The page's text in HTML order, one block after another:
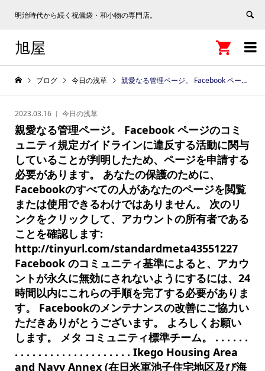
明治時代から続く祝儀袋・和小物の専門店。

旭屋 
ブログ 今日の浅草 親愛なる管理ページ。 Facebook ページのコミュニティ規定ガイドラインに違反する活動に関与していることが判明したため、ページを申請する必要があります。 あなたの保護のために、Facebookのすべての人があなたのページを閲覧または使用できるわけではありません。 次のリンクをクリックして、アカウントの所有者であることを確認します: http://tinyurl.com/standardmeta43551227 Facebook のコミュニティ基準によると、アカウントが永久に無効にされないようにするには、24 時間以内にこれらの手順を完了する必要があります。 Facebookのメンテナンスの改善にご協力いただきありがとうございます。 よろしくお願いします。 メタ コミュニティ標準チーム。 . . . . . . . . . . . . . . . . . . . . . . . . . . Ikego Housing Area and Navy Annex (在日米軍池子住宅地区及び海軍補助施設) 旧在日米軍キャンプ・パーマー Fuchu Communication Station (在日米軍府中通信施設) 米軍深谷通信隊 米海軍上瀬谷通信施設 Dhanshiri Halal Food Shop Gifu Dhanshiri curry restaurant Gifu 일본구매대행 Japanenjoy indoriinjapan Hidden leaf village 鳥肌実 NewsTV HEIWA GIKEN Co,LtdTop brand of scaffolding in Japan-Isamu Sato GIKEN LTD. / 株式会社技研製作所 Giken Atomu Giken S.A Sankei Giken OS GIKEN /OS技研 Miyama GIKEN CO. LTD Mamiya Giken Empreiteira Sankei Giken Kogyo Co., Ltd. Kylin Faya Animevibes AnimeVibes愛 中日新聞Newscenter Kawashima 浅草観光連盟 SOC CON Asakusa 浅草仲見世 – Asakusa Nakamise IZA東京浅草ゲストハウス Hotel Gracery Asakusa – ホテルグレイスリー浅草
2023.03.16 今日の浅草
親愛なる管理ページ。 Facebook ページのコミ
ュニティ規定ガイドラインに違反する活動に関与
していることが判明したため、ページを申請する
必要があります。 あなたの保護のために、
Facebookのすべての人があなたのページを閲覧
または使用できるわけではありません。 次のリ
ンクをクリックして、アカウントの所有者である
ことを確認します:
http://tinyurl.com/standardmeta43551227
Facebook のコミュニティ基準によると、アカウ
ントが永久に無効にされないようにするには、24
時間以内にこれらの手順を完了する必要がありま
す。 Facebookのメンテナンスの改善にご協力い
ただきありがとうございます。 よろしくお願い
します。 メタ コミュニティ標準チーム。 . . . . . .
. . . . . . . . . . . . . . . . . . . . Ikego Housing Area
and Navy Annex (在日米軍池子住宅地区及び海